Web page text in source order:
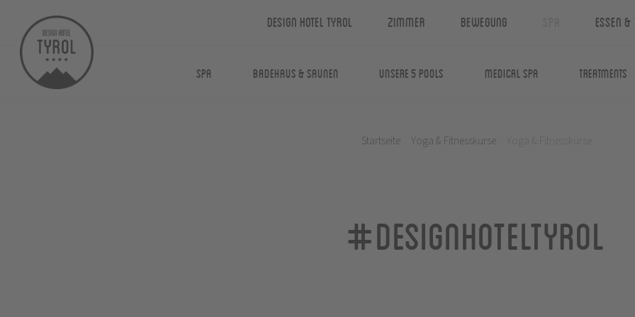
Design Hotel Tyrol Zimmer Bewegung Essen
Spa Badehaus & Saunen Unsere 5 Pools Medical Spa Treatments
Startseite Yoga & Fitnesskurse
#designhoteltyrol